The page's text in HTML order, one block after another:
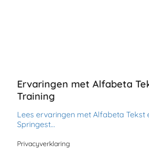
Ervaringen met Alfabeta
Training
Lees ervaringen met Alfabeta Tekst
Springest…
Privacyverklaring